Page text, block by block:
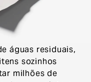
de um corretor
mesmo perguntar
águas residuais,
sozinhos
milhões de